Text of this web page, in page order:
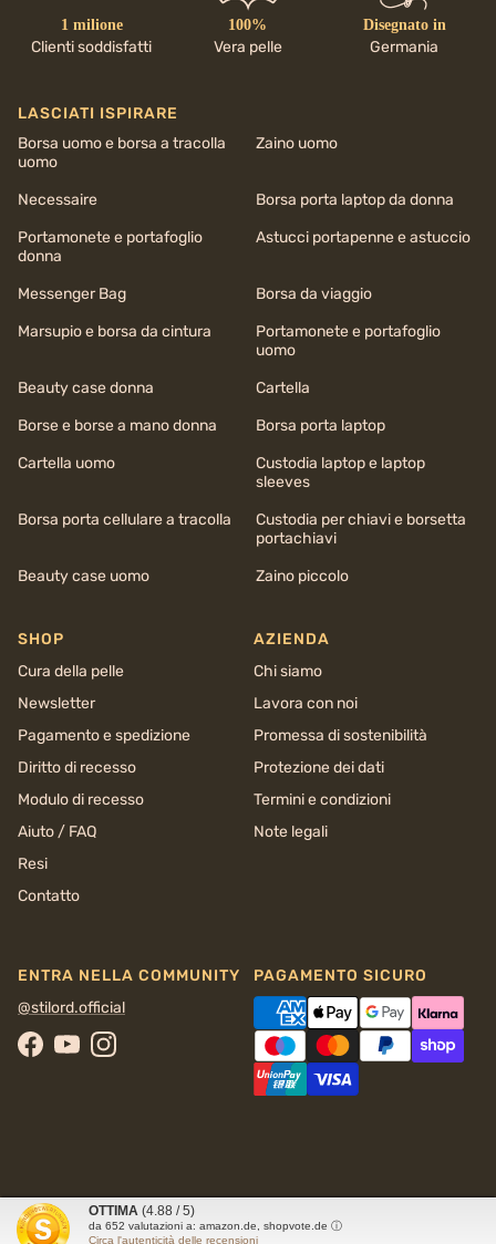
1 milione
Clienti soddisfatti
100%
Vera pelle
Disegnato in
Germania
LASCIATI ISPIRARE
Borsa uomo e borsa a tracolla
uomo
Zaino uomo
Necessaire
Borsa porta laptop da donna
Portamonete e portafoglio
donna
Astucci portapenne e astuccio
Messenger Bag
Borsa da viaggio
Marsupio e borsa da cintura
Portamonete e portafoglio
uomo
Beauty case donna
Cartella
Borse e borse a mano donna
Borsa porta laptop
Cartella uomo
Custodia laptop e laptop
sleeves
Borsa porta cellulare a tracolla
Custodia per chiavi e borsetta
portachiavi
Beauty case uomo
Zaino piccolo
SHOP
Cura della pelle
Newsletter
Pagamento e spedizione
Diritto di recesso
Modulo di recesso
Aiuto / FAQ
Resi
Contatto
AZIENDA
Chi siamo
Lavora con noi
Promessa di sostenibilità
Protezione dei dati
Termini e condizioni
Note legali
ENTRA NELLA COMMUNITY
@stilord.official
Facebook
YouTubeInstagram
PAGAMENTO SICURO
© 2026STILORD
OTTIMA (4.88 / 5)
da 652 valutazioni a: amazon.de, shopvote.de ⓘ
Circa l'autenticità delle recensioni